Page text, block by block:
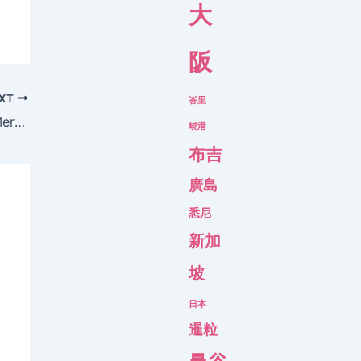
【首爾新酒店 2017】雅高集團 4間Grand Mercure、Novotel、宜必思酒店，10月同時開幕
大
阪
峇里
峴港
布吉
廣島
悉尼
新加
坡
日本
暹粒